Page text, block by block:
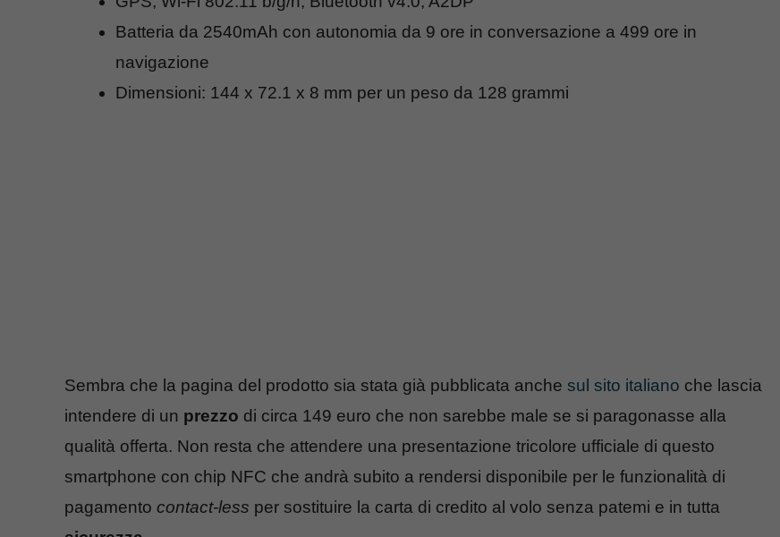
Batteria da 2540mAh con autonomia da 9 ore in conversazione a 499 ore in
navigazione
Dimensioni: 144 x 72.1 x 8 mm per un peso da 128 grammi
Sembra che la pagina del prodotto sia stata già pubblicata anche sul sito italiano che lascia
intendere di un prezzo di circa 149 euro che non sarebbe male se si paragonasse alla
qualità offerta. Non resta che attendere una presentazione tricolore ufficiale di questo
smartphone con chip NFC che andrà subito a rendersi disponibile per le funzionalità di
pagamento contact-less per sostituire la carta di credito al volo senza patemi e in tutta